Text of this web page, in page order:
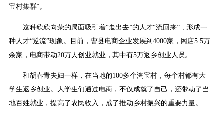
宝村集群”。
这种欣欣向荣的局面吸引着“走出去”的人才“流回来”，形成一
种人才“逆流”现象。目前，曹县电商企业发展到4000家，网店5.5万
余家，电商带动20万人创业就业，其中有5万返乡创业人员。
和胡春青夫妇一样，在当地的100多个淘宝村，每个村都有大
学生返乡创业。大学生们通过电商，不仅成就了自己，还带动了当
地百姓就业，提高了农民收入，成了推动乡村振兴的重要力量。